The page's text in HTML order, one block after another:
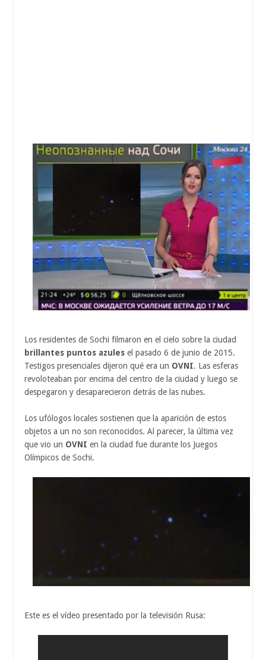
Los residentes de Sochi filmaron en el cielo sobre la ciudad
brillantes puntos azules el pasado 6 de junio de 2015.
Testigos presenciales dijeron qué era un OVNI. Las esferas
revoloteaban por encima del centro de la ciudad y luego se
despegaron y desaparecieron detrás de las nubes.
Los ufólogos locales sostienen que la aparición de estos
objetos a un no son reconocidos. Al parecer, la última vez
que vio un OVNI en la ciudad fue durante los Juegos
Olímpicos de Sochi.
Este es el vídeo presentado por la televisión Rusa: